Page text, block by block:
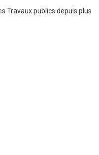
Travaux publics depuis plus